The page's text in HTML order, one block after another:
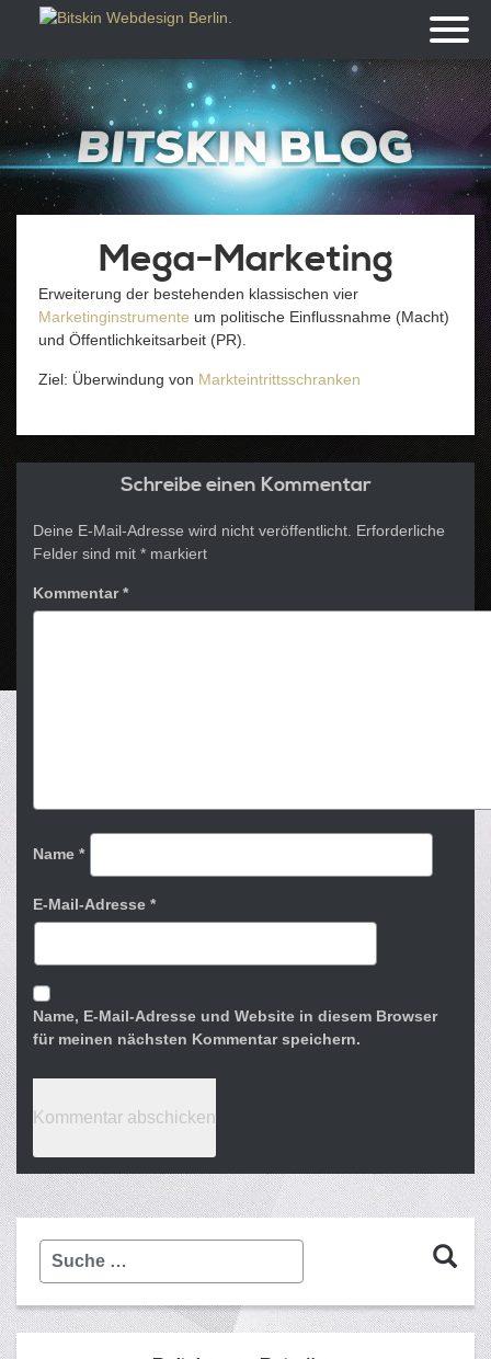
Mega-Marketing
Erweiterung der bestehenden klassischen vier
Marketinginstrumente um politische Einflussnahme (Macht)
und Öffentlichkeitsarbeit (PR).
Ziel: Überwindung von Markteintrittsschranken
Schreibe einen Kommentar
Deine E-Mail-Adresse wird nicht veröffentlicht. Erforderliche
Felder sind mit * markiert
Kommentar*
Name *
E-Mail-Adresse *
Name, E-Mail-Adresse und Website in diesem Browser
für meinen nächsten Kommentar speichern.
Suche